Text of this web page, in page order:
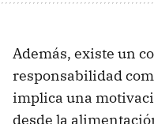
Además, existe un
responsabilidad
implica una
desde la